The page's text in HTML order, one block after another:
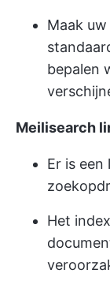
Maak uw
bepalen
Meilisearch
Er is
Het